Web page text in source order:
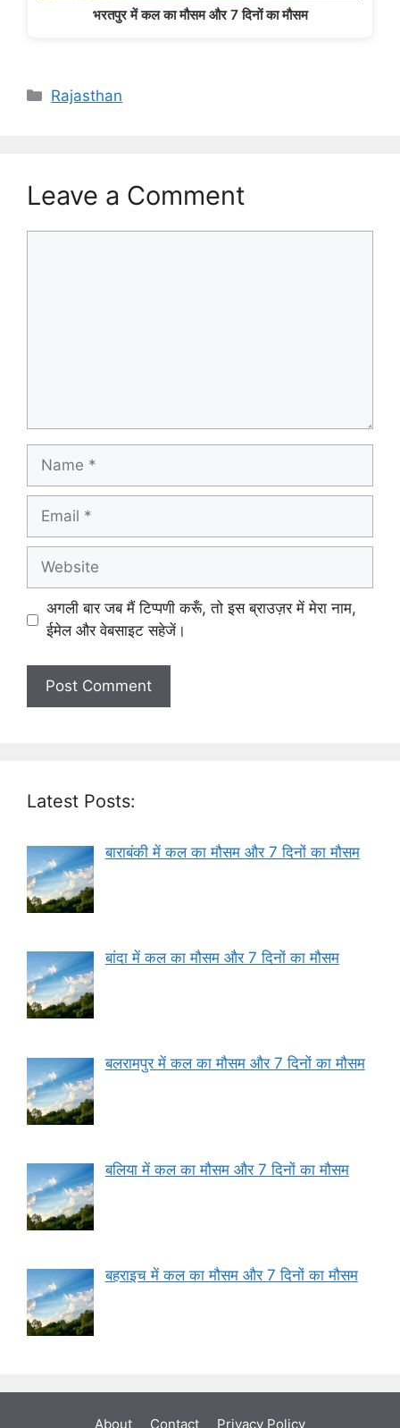
भरतपुर में कल का मौसम और 7 दिनों का मौसम
Categories
Rajasthan
Leave a Comment
Name
Email
Website
अगली बार जब मैं टिप्पणी करूँ, तो इस ब्राउज़र में मेरा नाम,
ईमेल और वेबसाइट सहेजें।
Latest Posts:
बाराबंकी में कल का मौसम और 7 दिनों का मौसम
बांदा में कल का मौसम और 7 दिनों का मौसम
बलरामपुर में कल का मौसम और 7 दिनों का मौसम
बलिया में कल का मौसम और 7 दिनों का मौसम
बहराइच में कल का मौसम और 7 दिनों का मौसम
About Contact Privacy Policy